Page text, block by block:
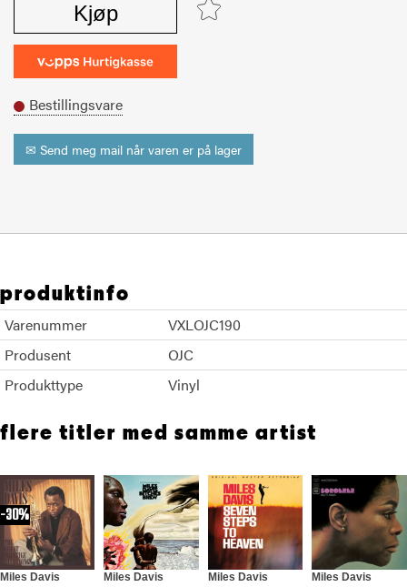
Kjøp
Bestillingsvare
✉ Send meg mail når varen er på lager
produktinfo
Varenummer
VXLOJC190
Produsent
OJC
Produkttype
Vinyl
flere titler med samme artist
30%
Miles Davis
Miles Davis
Miles Davis
Miles Davis